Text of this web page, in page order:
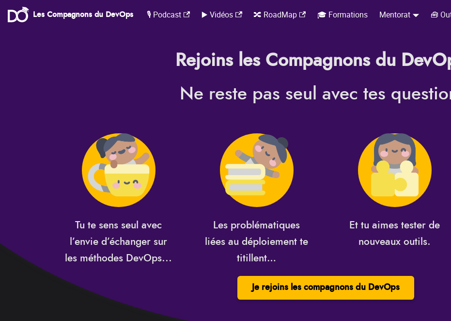
Les Compagnons du DevOps 🎙️ Podcast ▶️ Vidéos 🔀 RoadMap 🎓 Formations Mentorat 🧰
Rejoins les Compagnons du
Ne reste pas seul avec tes
Tu te sens seul avec
l’envie d’échanger sur
les méthodes DevOps...
Les problématiques
liées au déploiement te
titillent…
Et tu aimes tester de
nouveaux outils.
Je rejoins les compagnons du DevOps